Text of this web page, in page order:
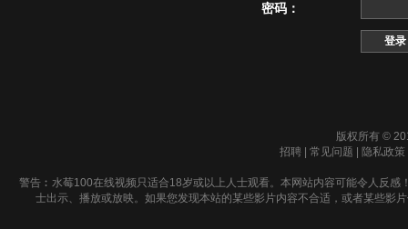
密码：
版权所有 ©
招聘
常见问题 隐私政策
警告︰水莓100在线视频只适合18岁或以上人士观看。本网站内容可能令人反
士出示、播放或放映。如果您发现本站的某些影片内容不合适，或者某些